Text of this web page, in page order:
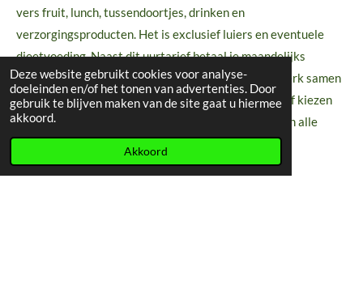
Deze website gebruikt cookies voor analyse-
doeleinden en/of het tonen van advertenties. Door
gebruik te blijven maken van de site gaat u hiermee
akkoord.
Akkoord
vers fruit, lunch, tussendoortjes, drinken en
verzorgingsproducten. Het is exclusief luiers en eventuele
dieetvoeding. Naast dit uurtarief betaal je maandelijks
bemiddelingskosten aan het gastouderbureau. Ik werk samen
metverschillende gastouderbureaus, je kunt dus zelf kiezen
welk bureau het beste bij je past. Omdat De Club aan alle
gestelde voorwaarden voldoet heb je recht op
kinderopvangtoeslag.